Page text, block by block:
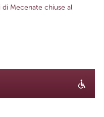
Mecenate chiuse al